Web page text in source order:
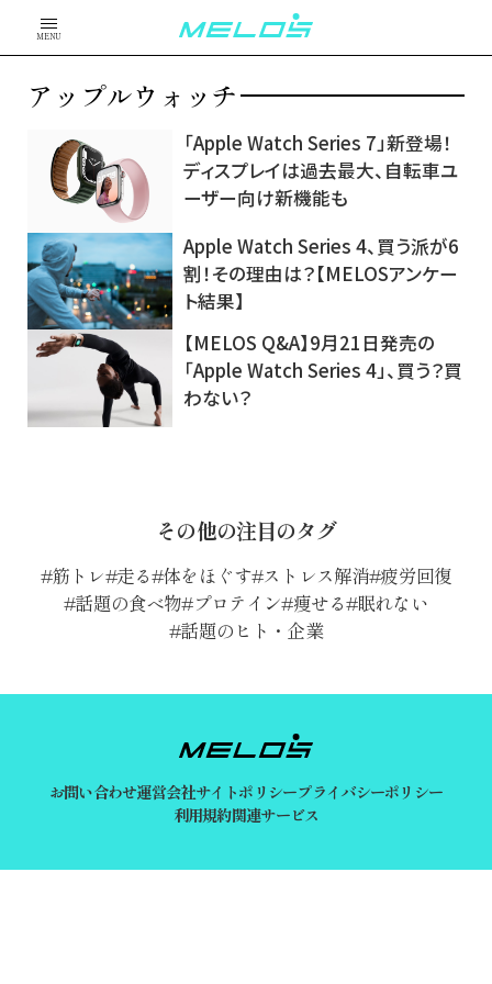
MENU
アップルウォッチ
「Apple Watch Series 7」新登場！
ディスプレイは過去最大、自転車ユ
ーザー向け新機能も
Apple Watch Series 4、買う派が6
割！その理由は？【MELOSアンケー
ト結果】
【MELOS Q&A】9月21日発売の
「Apple Watch Series 4」、買う？買
わない？
その他の注目のタグ
筋トレ 走る 体をほぐす ストレス解消 疲労回復
話題の食べ物 プロテイン 痩せる 眠れない
話題のヒト・企業
お問い合わせ運営会社サイトポリシープライバシーポリシー
利用規約関連サービス